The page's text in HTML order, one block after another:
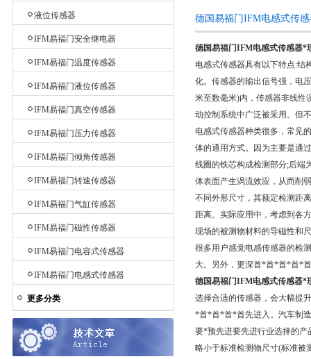
液位传感器
IFM易福门安全继电器
IFM易福门温度传感器
IFM易福门液位传感器
IFM易福门真空传感器
IFM易福门压力传感器
IFM易福门倾角传感器
IFM易福门转速传感器
IFM易福门气缸传感器
IFM易福门磁性传感器
IFM易福门电容式传感器
IFM易福门电感式传感器
更多分类
德国易福门IFM电感式传
德国易福门IFM电感式传感器*
电感式传感器具有以下特点:结
化。传感器的输出信号强，电
米至数毫米)内，传感器非线性
动控制系统中广泛被采用。但
电感式传感器种类很多，常见
体的通用方式。因为主要是通
线圈的铁芯构成检测部分;后端
体表面产生涡流效应，从而削
不同外形尺寸，其额定检测距
距离。实际应用中，考虑到各
现场的被测物材料的导磁性和
很多用户感觉电感传感器的检
大。另外，更深首*首*首*首*
德国易福门IFM电感式传感器*
选择合适的传感器，会大幅提
*首*首*首*首先进入。汽车制
要*预先进要先进行业选择的产
略小于标准检测物尺寸(标准被